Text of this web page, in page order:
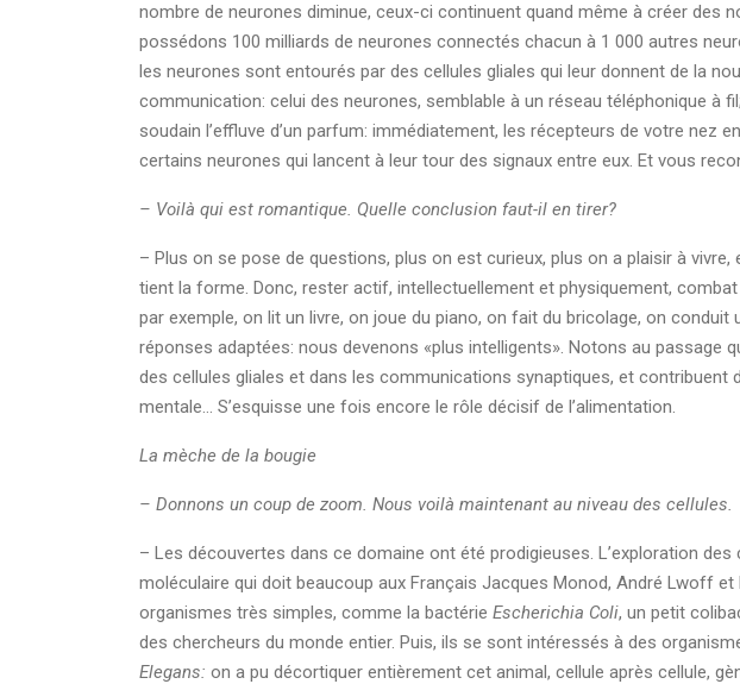
nombre de neurones diminue, ceux-ci continuent quand même à créer des
possédons 100 milliards de neurones connectés chacun à 1 000 autres
les neurones sont entourés par des cellules gliales qui leur donnent de la
communication: celui des neurones, semblable à un réseau téléphonique à
soudain l’effluve d’un parfum: immédiatement, les récepteurs de votre nez
certains neurones qui lancent à leur tour des signaux entre eux. Et vous
– Voilà qui est romantique. Quelle conclusion faut-il en tirer?
– Plus on se pose de questions, plus on est curieux, plus on a plaisir à
tient la forme. Donc, rester actif, intellectuellement et physiquement,
par exemple, on lit un livre, on joue du piano, on fait du bricolage, on
réponses adaptées: nous devenons «plus intelligents». Notons au
des cellules gliales et dans les communications synaptiques, et contribuent
mentale… S’esquisse une fois encore le rôle décisif de l’alimentation.
La mèche de la bougie
– Donnons un coup de zoom. Nous voilà maintenant au niveau des cellules.
– Les découvertes dans ce domaine ont été prodigieuses. L’exploration
moléculaire qui doit beaucoup aux Français Jacques Monod, André Lwoff
organismes très simples, comme la bactérie Escherichia Coli, un petit
des chercheurs du monde entier. Puis, ils se sont intéressés à des
Elegans: on a pu décortiquer entièrement cet animal, cellule après cellule,